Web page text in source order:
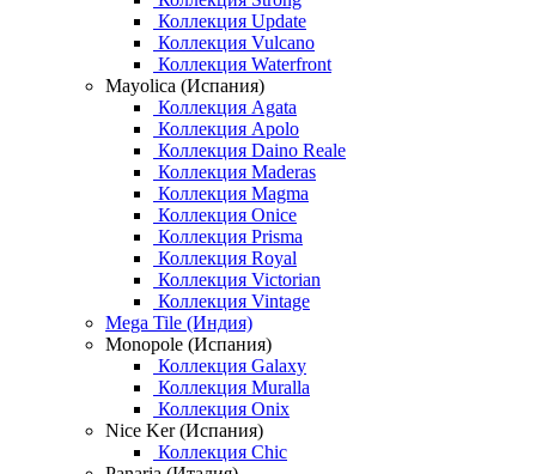
Коллекция Update
Коллекция Vulcano
Коллекция Waterfront
Mayolica (Испания)
Коллекция Agata
Коллекция Apolo
Коллекция Daino Reale
Коллекция Maderas
Коллекция Magma
Коллекция Onice
Коллекция Prisma
Коллекция Royal
Коллекция Victorian
Коллекция Vintage
Mega Tile (Индия)
Monopole (Испания)
Коллекция Galaxy
Коллекция Muralla
Коллекция Onix
Nice Ker (Испания)
Коллекция Chic